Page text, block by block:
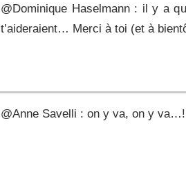
@Dominique Haselmann : il y a
t’aideraient… Merci à toi (et à
@Anne Savelli : on y va, on y